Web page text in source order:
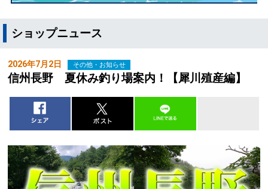
ショップニュース
2026年7月2日 その他・お知らせ
信州長野 夏休み釣り場案内！【犀川殖産編】